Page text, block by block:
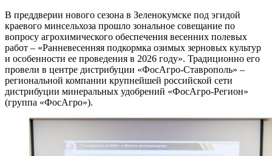
В преддверии нового сезона в Зеленокумске под эгидой
краевого минсельхоза прошло зональное совещание по
вопросу агрохимического обеспечения весенних полевых
работ – «Ранневесенняя подкормка озимых зерновых культур
и особенности ее проведения в 2026 году». Традиционно его
провели в центре дистрибуции «ФосАгро-Ставрополь» –
региональной компании крупнейшей российской сети
дистрибуции минеральных удобрений «ФосАгро-Регион»
(группа «ФосАгро»).